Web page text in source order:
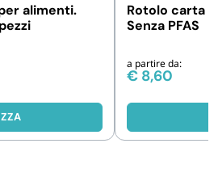
alimenti.
Rotolo carta
Senza PFAS
a partire da:
€ 8,60